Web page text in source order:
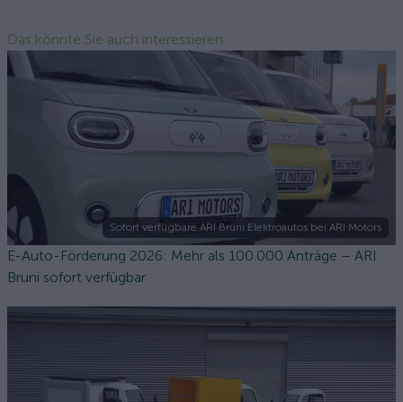
Das könnte Sie auch interessieren
Sofort verfügbare ARI Bruni Elektroautos bei ARI Motors
E-Auto-Förderung 2026: Mehr als 100.000 Anträge – ARI
Bruni sofort verfügbar